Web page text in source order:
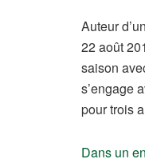
Auteur
22 août
saison
s’engage
pour trois
Dans un